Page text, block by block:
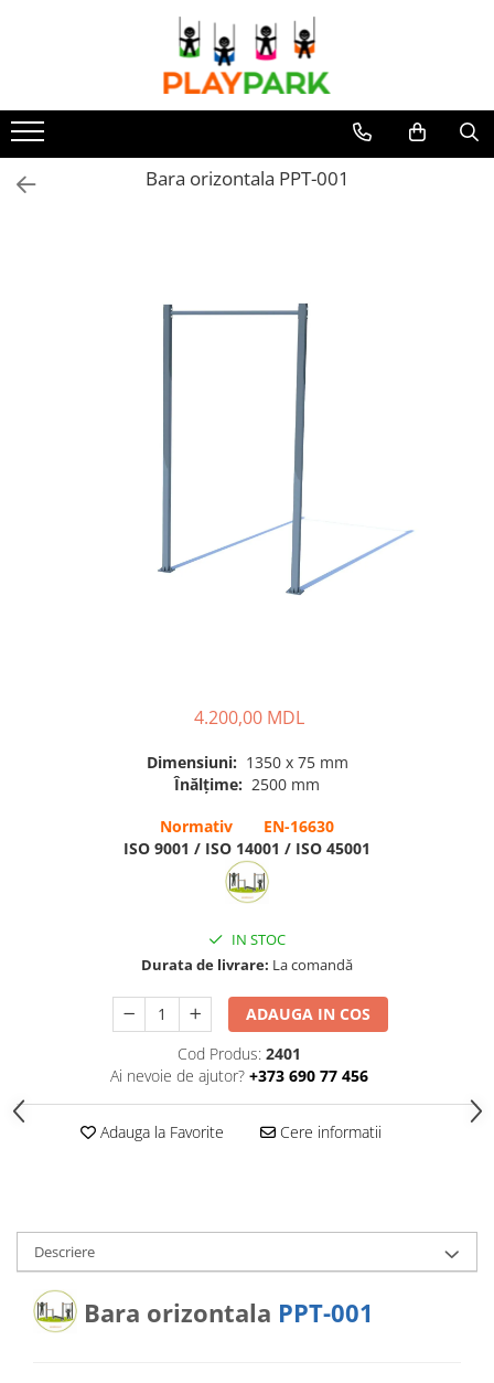
Complexe de Joacă
Complexe de joacă Interior
Complexe WORKOUT Kids
Pentru săli de sport
Nisipiere pentru copii
Mese și bănci pentru copii
Echipamente pentru grădinițe
Pavilioane pentru grădinițe
Accesorii / Componente
/Trapez
Accesorii de joacă
Elemente structurale
Bara orizontala PPT-001
4.200,00 MDL
Dimensiuni: 1350 x 75 mm
Înălțime: 2500 mm
Normativ EN-16630
ISO 9001 / ISO 14001 / ISO 45001
IN STOC
Durata de livrare: La comandă
ADAUGA IN COS
Cod Produs: 2401
Ai nevoie de ajutor? +373 690 77 456
Adauga la Favorite Cere informatii
Descriere
Bara orizontala PPT-001